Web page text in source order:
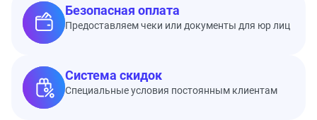
Безопасная оплата
Предоставляем чеки или документы для юр лиц
Система скидок
Специальные условия постоянным клиентам